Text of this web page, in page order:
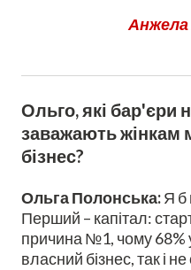
Анжела
Ольго, які бар'єри
заважають жінкам
бізнес?
Ольга Полонська:Я б
Перший – капітал:
причина №1, чому 68%
власний бізнес, так і